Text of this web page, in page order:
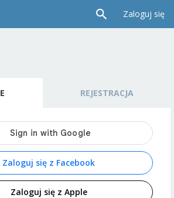
Zaloguj się
REJESTRACJA
Zaloguj się z Facebook
Zaloguj się z Apple